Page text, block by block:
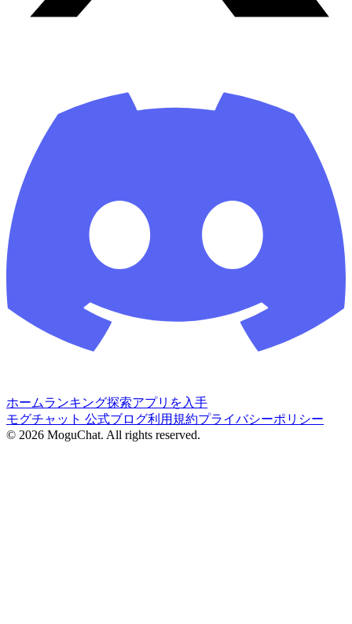
ホームランキング探索アプリを入手
モグチャット 公式ブログ利用規約プライバシーポリシー
© 2026 MoguChat. All rights reserved.